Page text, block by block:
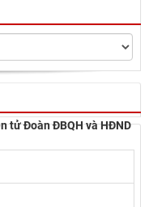
tử Đoàn ĐBQH và HĐND